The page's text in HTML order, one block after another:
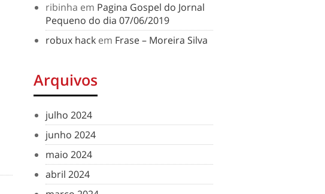
ribinha em Pagina Gospel do Jornal
Pequeno do dia 07/06/2019
robux hack em Frase – Moreira Silva
Arquivos
julho 2024
junho 2024
maio 2024
abril 2024